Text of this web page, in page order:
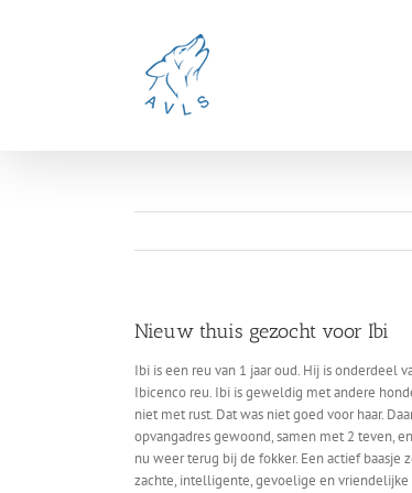
Nieuw thuis gezocht voor Ibi
Ibi is een reu van 1 jaar oud. Hij is onderdeel
Ibicenco reu. Ibi is geweldig met andere
niet met rust. Dat was niet goed voor haar.
opvangadres gewoond, samen met 2 teven,
nu weer terug bij de fokker. Een actief
zachte, intelligente, gevoelige en